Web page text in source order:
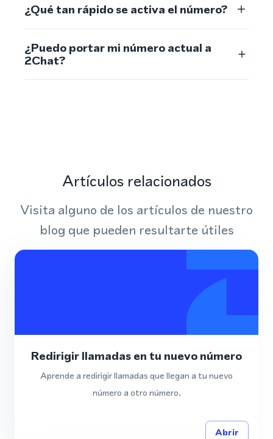
¿Qué tan rápido se activa el número?
¿Puedo portar mi número actual a
2Chat?
Artículos relacionados
Visita alguno de los artículos de nuestro
blog que pueden resultarte útiles
Redirigir llamadas en tu nuevo número
Aprende a redirigir llamadas que llegan a tu nuevo
número a otro número.
Abrir